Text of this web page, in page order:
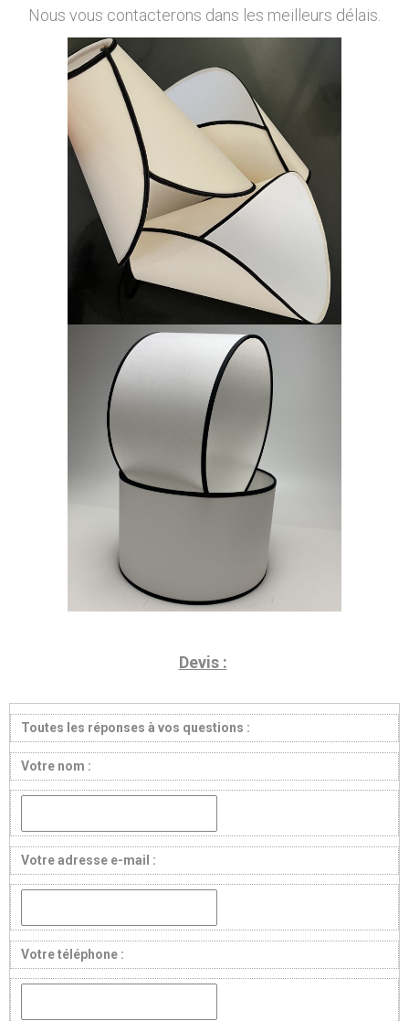
Nous vous contacterons dans les meilleurs délais.
Devis :
Toutes les réponses à vos questions :
Votre nom :
Votre adresse e-mail :
Votre téléphone :